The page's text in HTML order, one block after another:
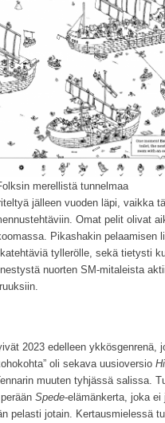
merellistä tunnelmaa
jälleen vuoden läpi, vaikka
Omat pelit olivat
Pikashakin pelaamisen
tyllerölle, sekä tietysti
nuorten SM-mitaleista
2023 edelleen ykkösgenrenä,
oli sekava uusioversio
muuten tyhjässä salissa.
Spede-elämänkerta, joka
pelasti jotain. Kertausmielessä